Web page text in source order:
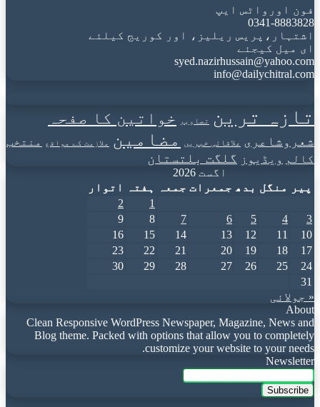
فون اورواٹس ایپ
0341-8883828
اشتہار،پریس ریلیز، اور کوریج کیلئے
ای میل کیجئے
syed.nazirhussain@yahoo.com
info@dailychitral.com
تازہ ترین تصاویر خواتین کا صفحہ
شعروشاعری علاقائی خبریں مضامین ملازمت کے مواقع
منتخب
کالم ویڈیوز گلگت بلتستان
اگست 2026
پیر
منگل بدھ جمعرات جمعہ ہفتہ
اتوار
1
2
3
4
5
6
7
8
9
10
11
12
13
14
15
16
17
18
19
20
21
22
23
24
25
26
27
28
29
30
31
« جولائی
About
Clean Responsive WordPress Newspaper, Magazine, News and
Blog theme. Packed with options that allow you to completely
customize your website to your needs.
Newsletter
Enter
your
Email